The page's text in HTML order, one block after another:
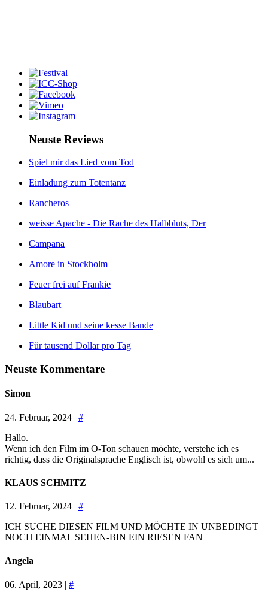
Neuste Reviews
Spiel mir das Lied vom Tod
Einladung zum Totentanz
Rancheros
weisse Apache - Die Rache des Halbbluts, Der
Campana
Amore in Stockholm
Feuer frei auf Frankie
Blaubart
Little Kid und seine kesse Bande
Für tausend Dollar pro Tag
Neuste Kommentare
Simon
24. Februar, 2024 | #
Hallo.
Wenn ich den Film im O-Ton schauen möchte, verstehe ich es
richtig, dass die Originalsprache Englisch ist, obwohl es sich um...
KLAUS SCHMITZ
12. Februar, 2024 | #
ICH SUCHE DIESEN FILM UND MÖCHTE IN UNBEDINGT
NOCH EINMAL SEHEN-BIN EIN RIESEN FAN
Angela
06. April, 2023 | #